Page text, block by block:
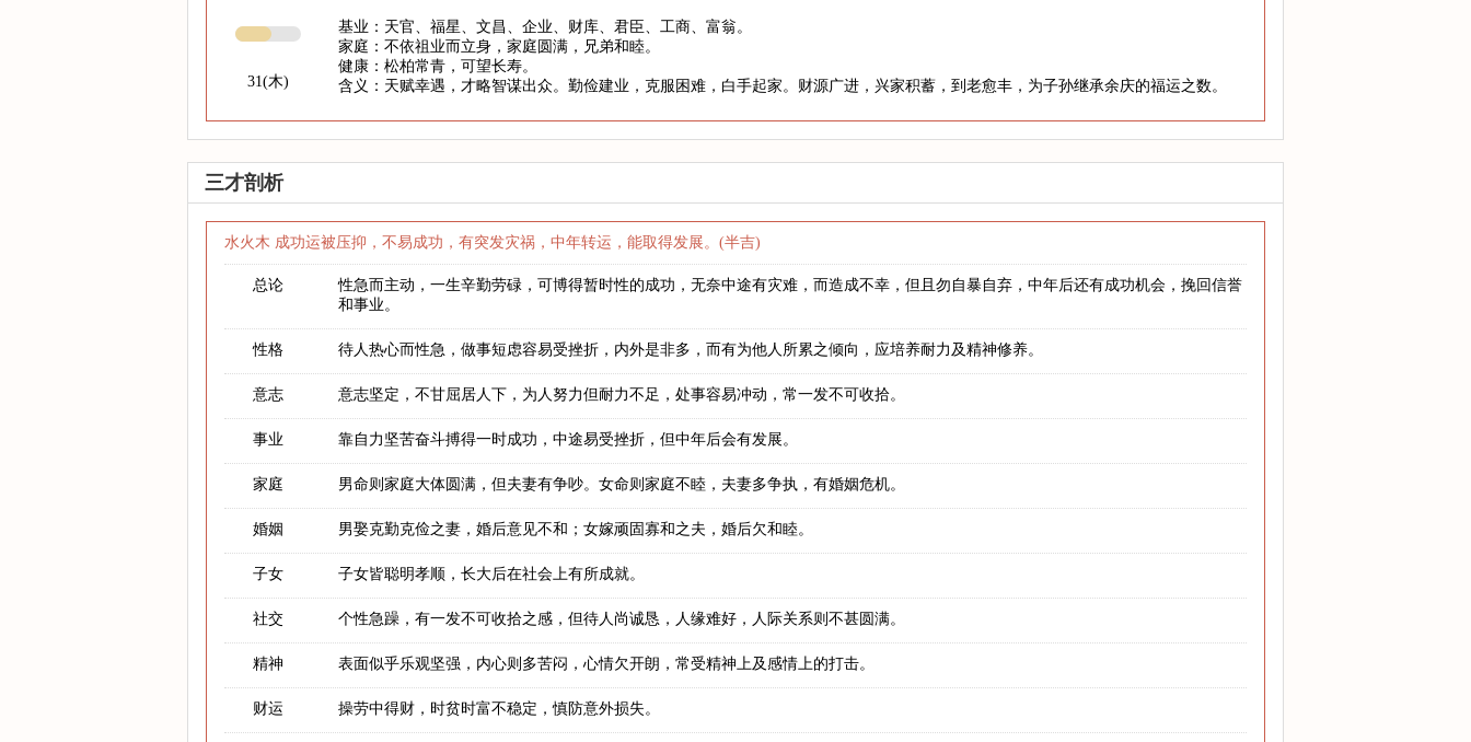
31(木)
基业：天官、福星、文昌、企业、财库、君臣、工商、富翁。
家庭：不依祖业而立身，家庭圆满，兄弟和睦。
健康：松柏常青，可望长寿。
含义：天赋幸遇，才略智谋出众。勤俭建业，克服困难，白手起家。财源广进，兴家积蓄，到老愈丰，为子孙继承余庆的福运之数。
三才剖析
水火木 成功运被压抑，不易成功，有突发灾祸，中年转运，能取得发展。(半吉)
总论
性急而主动，一生辛勤劳碌，可博得暂时性的成功，无奈中途有灾难，而造成不幸，但且勿自暴自弃，中年后还有成功机会，挽回信誉
和事业。
性格 待人热心而性急，做事短虑容易受挫折，内外是非多，而有为他人所累之倾向，应培养耐力及精神修养。
意志 意志坚定，不甘屈居人下，为人努力但耐力不足，处事容易冲动，常一发不可收拾。
事业 靠自力坚苦奋斗搏得一时成功，中途易受挫折，但中年后会有发展。
家庭 男命则家庭大体圆满，但夫妻有争吵。女命则家庭不睦，夫妻多争执，有婚姻危机。
婚姻 男娶克勤克俭之妻，婚后意见不和；女嫁顽固寡和之夫，婚后欠和睦。
子女 子女皆聪明孝顺，长大后在社会上有所成就。
社交 个性急躁，有一发不可收拾之感，但待人尚诚恳，人缘难好，人际关系则不甚圆满。
精神 表面似乎乐观坚强，内心则多苦闷，心情欠开朗，常受精神上及感情上的打击。
财运 操劳中得财，时贫时富不稳定，慎防意外损失。